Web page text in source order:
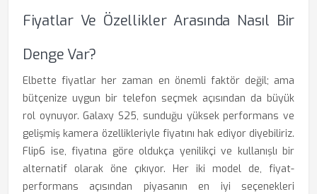
Fiyatlar Ve Özellikler Arasında Nasıl Bir
Denge Var?
Elbette fiyatlar her zaman en önemli faktör değil; ama
bütçenize uygun bir telefon seçmek açısından da büyük
rol oynuyor. Galaxy S25, sunduğu yüksek performans ve
gelişmiş kamera özellikleriyle fiyatını hak ediyor diyebiliriz.
Flip6 ise, fiyatına göre oldukça yenilikçi ve kullanışlı bir
alternatif olarak öne çıkıyor. Her iki model de, fiyat-
performans açısından piyasanın en iyi seçenekleri